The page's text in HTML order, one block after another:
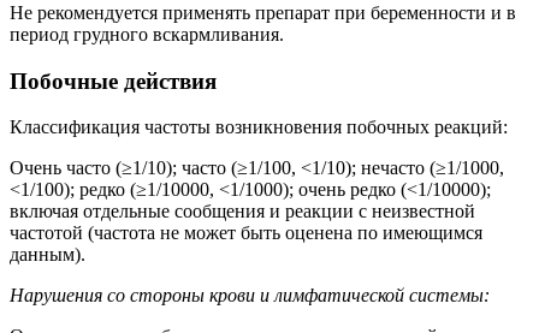
Не рекомендуется применять препарат при беременности и в
период грудного вскармливания.
Побочные действия
Классификация частоты возникновения побочных реакций:
Очень часто (≥1/10); часто (≥1/100, <1/10); нечасто (≥1/1000,
<1/100); редко (≥1/10000, <1/1000); очень редко (<1/10000);
включая отдельные сообщения и реакции с неизвестной
частотой (частота не может быть оценена по имеющимся
данным).
Нарушения со стороны крови и лимфатической системы: